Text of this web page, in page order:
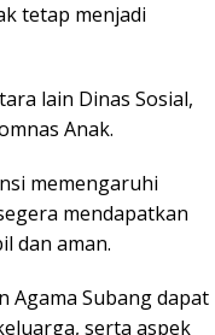
tetap menjadi
lain Dinas Sosial,
Anak.
memengaruhi
mendapatkan
dan aman.
Agama Subang dapat
serta aspek